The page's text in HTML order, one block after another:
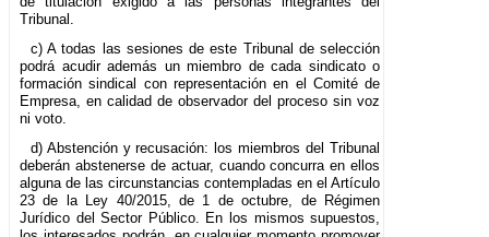
Tribunal.
c) A todas las sesiones de este Tribunal de selección
podrá acudir además un miembro de cada sindicato o
formación sindical con representación en el Comité de
Empresa, en calidad de observador del proceso sin voz
ni voto.
d) Abstención y recusación: los miembros del Tribunal
deberán abstenerse de actuar, cuando concurra en ellos
alguna de las circunstancias contempladas en el Artículo
23 de la Ley 40/2015, de 1 de octubre, de Régimen
Jurídico del Sector Público. En los mismos supuestos,